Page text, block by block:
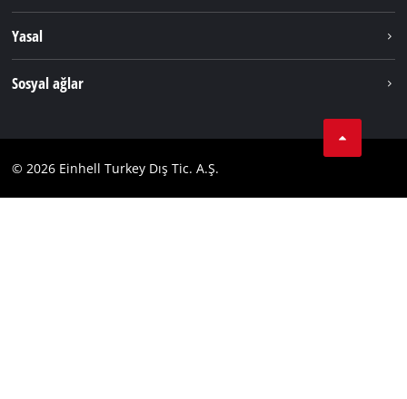
Hizmetler
Yasal
Uyumluluk
Sosyal ağlar
YouТube
© 2026 Einhell Turkey Dış Tic. A.Ş.